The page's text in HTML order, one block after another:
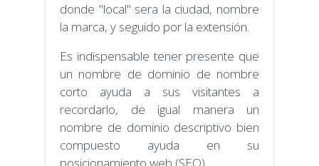
donde "local" sera la ciudad, nombre
la marca, y seguido por la extensión.
Es indispensable tener presente que
un nombre de dominio de nombre
corto ayuda a sus visitantes a
recordarlo, de igual manera un
nombre de dominio descriptivo bien
compuesto ayuda en su